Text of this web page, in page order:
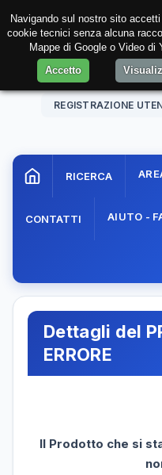
10 Aug. 202614:30:37
REGISTRAZIONE
RICERCA
CONTATTI AIUTO -
Dettagli del
ERRORE
Il Prodotto che si
Navigando sul nostro sito
cookie tecnici senza alcuna
Mappe di Google o Video di
Accetto